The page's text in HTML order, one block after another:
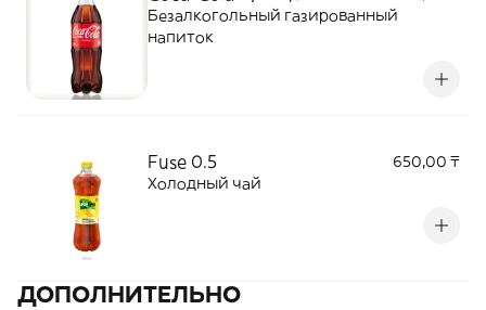
Безалкогольный газированный
напиток
Fuse 0.5
650,00 ₸
Холодный чай
ДОПОЛНИТЕЛЬНО